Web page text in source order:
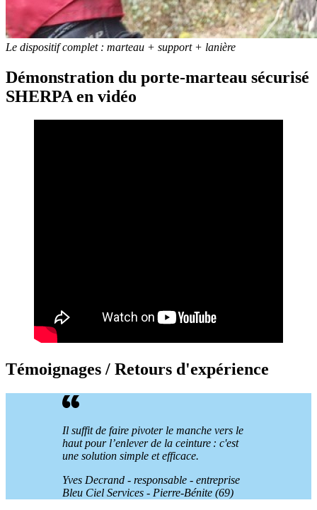
Le dispositif complet : marteau + support + lanière
Démonstration du porte-marteau sécurisé
SHERPA en vidéo
Témoignages / Retours d'expérience
Il suffit de faire pivoter le manche vers le
haut pour l’enlever de la ceinture : c'est
une solution simple et efficace.
Yves Decrand - responsable - entreprise
Bleu Ciel Services - Pierre-Bénite (69)